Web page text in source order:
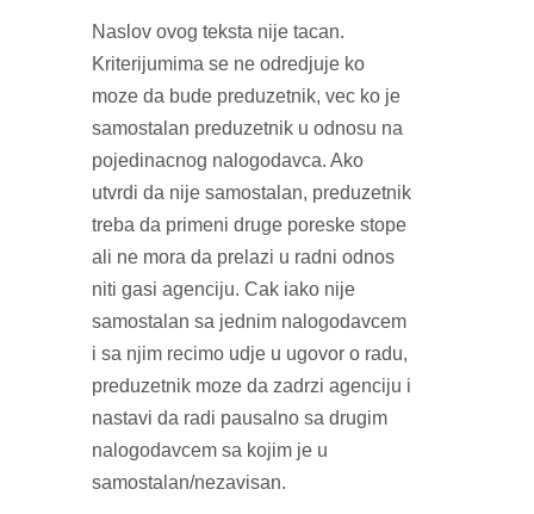
Naslov ovog teksta nije tacan.
Kriterijumima se ne odredjuje ko
moze da bude preduzetnik, vec ko je
samostalan preduzetnik u odnosu na
pojedinacnog nalogodavca. Ako
utvrdi da nije samostalan, preduzetnik
treba da primeni druge poreske stope
ali ne mora da prelazi u radni odnos
niti gasi agenciju. Cak iako nije
samostalan sa jednim nalogodavcem
i sa njim recimo udje u ugovor o radu,
preduzetnik moze da zadrzi agenciju i
nastavi da radi pausalno sa drugim
nalogodavcem sa kojim je u
samostalan/nezavisan.